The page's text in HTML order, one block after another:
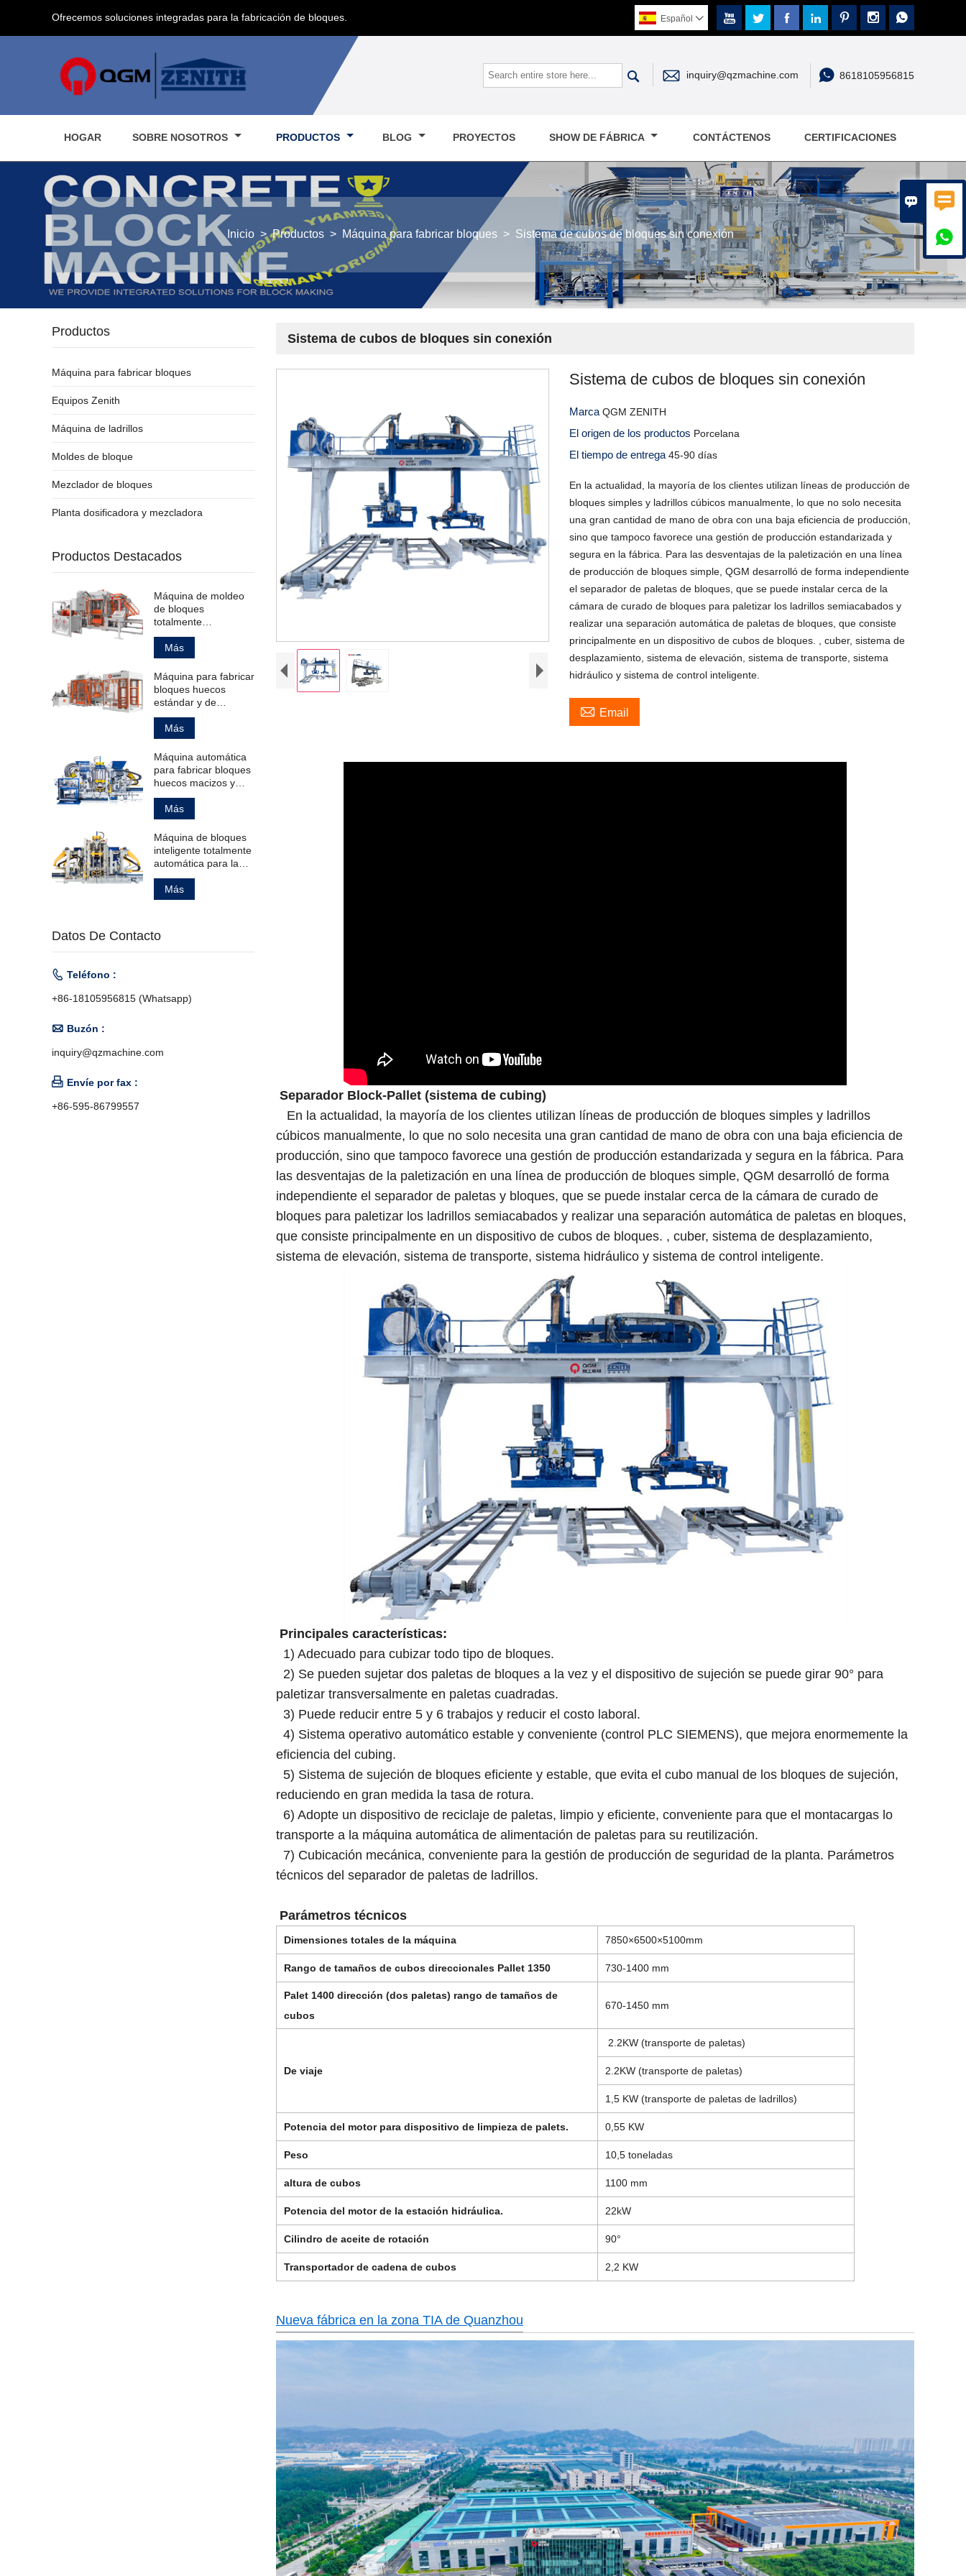
 

Ofrecemos soluciones integradas para la fabricación de bloques.       
Español 
  inquiry@qzmachine.com  8618105956815
HOGAR SOBRE NOSOTROS PRODUCTOS BLOG PROYECTOS SHOW DE FÁBRICA CONTÁCTENOS CERTIFICACIONES
Inicio > Productos > Máquina para fabricar bloques > Sistema de cubos de bloques sin conexión
Sistema de cubos de bloques sin conexión
Sistema de cubos de bloques sin conexión
MarcaQGM ZENITH
El origen de los productos Porcelana
El tiempo de entrega45-90 días
En la actualidad, la mayoría de los clientes utilizan líneas de producción de
bloques simples y ladrillos cúbicos manualmente, lo que no solo necesita
una gran cantidad de mano de obra con una baja eficiencia de producción,
sino que tampoco favorece una gestión de producción estandarizada y
segura en la fábrica. Para las desventajas de la paletización en una línea
de producción de bloques simple, QGM desarrolló de forma independiente
el separador de paletas de bloques, que se puede instalar cerca de la
cámara de curado de bloques para paletizar los ladrillos semiacabados y
realizar una separación automática de paletas de bloques, que consiste
principalmente en un dispositivo de cubos de bloques. , cuber, sistema de
desplazamiento, sistema de elevación, sistema de transporte, sistema
hidráulico y sistema de control inteligente.
 Email
Separador Block-Pallet (sistema de cubing)
En la actualidad, la mayoría de los clientes utilizan líneas de producción de bloques simples y ladrillos
cúbicos manualmente, lo que no solo necesita una gran cantidad de mano de obra con una baja eficiencia de
producción, sino que tampoco favorece una gestión de producción estandarizada y segura en la fábrica. Para
las desventajas de la paletización en una línea de producción de bloques simple, QGM desarrolló de forma
independiente el separador de paletas y bloques, que se puede instalar cerca de la cámara de curado de
bloques para paletizar los ladrillos semiacabados y realizar una separación automática de paletas en bloques,
que consiste principalmente en un dispositivo de cubos de bloques. , cuber, sistema de desplazamiento,
sistema de elevación, sistema de transporte, sistema hidráulico y sistema de control inteligente.
Principales características:
1) Adecuado para cubizar todo tipo de bloques.
2) Se pueden sujetar dos paletas de bloques a la vez y el dispositivo de sujeción se puede girar 90° para
paletizar transversalmente en paletas cuadradas.
3) Puede reducir entre 5 y 6 trabajos y reducir el costo laboral.
4) Sistema operativo automático estable y conveniente (control PLC SIEMENS), que mejora enormemente la
eficiencia del cubing.
5) Sistema de sujeción de bloques eficiente y estable, que evita el cubo manual de los bloques de sujeción,
reduciendo en gran medida la tasa de rotura.
6) Adopte un dispositivo de reciclaje de paletas, limpio y eficiente, conveniente para que el montacargas lo
transporte a la máquina automática de alimentación de paletas para su reutilización.
7) Cubicación mecánica, conveniente para la gestión de producción de seguridad de la planta. Parámetros
técnicos del separador de paletas de ladrillos.
Parámetros técnicos
Dimensiones totales de la máquina 7850×6500×5100mm
Rango de tamaños de cubos direccionales Pallet 1350 730-1400 mm
Palet 1400 dirección (dos paletas) rango de tamaños de
cubos
670-1450 mm
De viaje
2.2KW (transporte de paletas)
2.2KW (transporte de paletas)
1,5 KW (transporte de paletas de ladrillos)
Potencia del motor para dispositivo de limpieza de palets. 0,55 KW
Peso 10,5 toneladas
altura de cubos 1100 mm
Potencia del motor de la estación hidráulica. 22kW
Cilindro de aceite de rotación 90°
Transportador de cadena de cubos 2,2 KW
Nueva fábrica en la zona TIA de Quanzhou
Productos
Máquina para fabricar bloques
Equipos Zenith
Máquina de ladrillos
Moldes de bloque
Mezclador de bloques
Planta dosificadora y mezcladora
Productos Destacados
Máquina de moldeo
de bloques
totalmente
automática para
bloques de
pavimentación
huecos estándar.
Más
Máquina para fabricar
bloques huecos
estándar y de
pavimentación.
Más
Máquina automática
para fabricar bloques
huecos macizos y
bordillos.
Más
Máquina de bloques
inteligente totalmente
automática para la
fabricación de
productos de
hormigón.
Más
Datos De Contacto
 Teléfono :
+86-18105956815 (Whatsapp)
 Buzón :
inquiry@qzmachine.com
 Envíe por fax :
+86-595-86799557